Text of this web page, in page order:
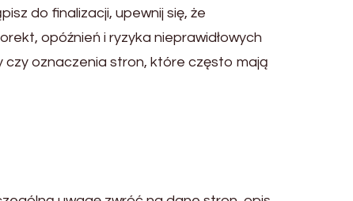
do finalizacji, upewnij się, że
opóźnień i ryzyka nieprawidłowych
czy oznaczenia stron, które często mają